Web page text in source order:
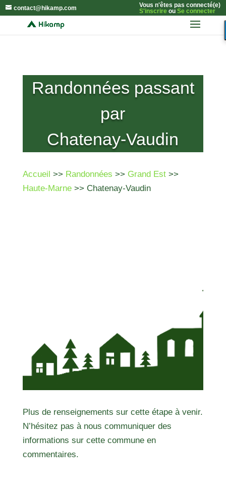
contact@hikamp.com
Vous n'êtes pas connecté(e)
S'inscrireou Se connecter
Randonnées passant
par
Chatenay-Vaudin
Accueil >> Randonnées >> Grand Est>>
Haute-Marne>> Chatenay-Vaudin
Plus de renseignements sur cette étape à venir.
N’hésitez pas à nous communiquer des
informations sur cette commune en
commentaires.